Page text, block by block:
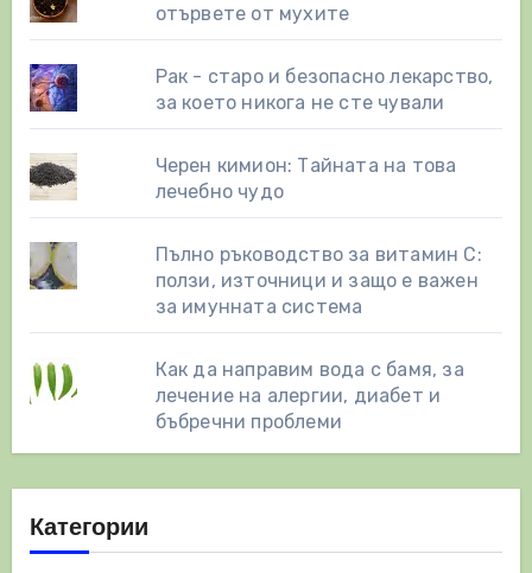
отървете от мухите
Рак - старо и безопасно лекарство,
за което никога не сте чували
Черен кимион: Тайната на това
лечебно чудо
Пълно ръководство за витамин С:
ползи, източници и защо е важен
за имунната система
Как да направим вода с бамя, за
лечение на алергии, диабет и
бъбречни проблеми
Категории